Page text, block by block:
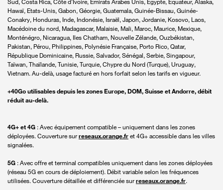
Sud, Costa Rica, Côte d'Ivoire, Emirats Arabes Unis, Égypte, Equateur, Alaska,
Hawaï, Etats-Unis, Gabon, Géorgie, Guatemala, Guinée-Bissau, Guinée-
Conakry, Honduras, Inde, Indonésie, Israël, Japon, Jordanie, Kosovo, Laos,
Macédoine du nord, Madagascar, Malaisie, Mali, Maroc, Maurice, Mexique,
Monténégro, Nicaragua, Iles Chatham, Nouvelle Zélande, Ouzbékistan,
Pakistan, Pérou, Philippines, Polynésie Française, Porto Rico, Qatar,
République Dominicaine, Russie, Salvador, Sénégal, Serbie, Singapour,
Taïwan, Thaïlande, Tunisie, Turquie, Chypre du Nord (Turque), Uruguay,
Vietnam. Au-delà, usage facturé en hors forfait selon les tarifs en vigueur.
+40Go utilisables depuis les zones Europe, DOM, Suisse et Andorre, débit
réduit au-delà.
4G+ et 4G : Avec équipement compatible – uniquement dans les zones
déployées. Couverture sur reseaux.orange.fr et 4G+ accessible dans les villes
signalées.
5G : Avec offre et terminal compatibles uniquement dans les zones déployées
(réseau 5G en cours de déploiement). Débit variable selon les fréquences
utilisées. Couverture détaillée et différenciée sur reseaux.orange.fr.